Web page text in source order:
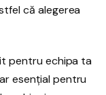
că alegerea
pentru echipa ta
esențial pentru